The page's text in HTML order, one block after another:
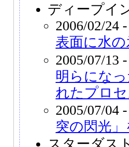
ディープイ
2006/02/24 -
表面に水
2005/07/13 -
明らにな
れたプロセ
2005/07/04 -
突の閃光
スターダス